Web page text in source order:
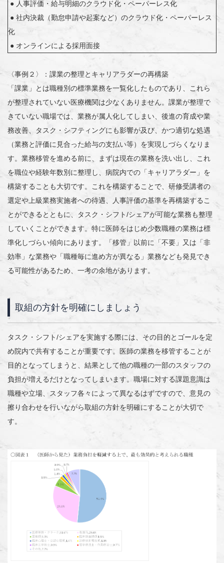
● 人事評価・給与明細のクラウド化・ペーパーレス化
● 社内決裁（勤怠申請や起案など）のクラウド化・ペーパーレス
化
● オンラインによる採用面接
〈事例２〉：課業の整理とキャリアラダーの再構築
「課業」とは職種別の標準業務を一覧化したものであり、これら
が整理されていない医療機関は少なくありません。課業が整理で
きていない職場では、業務が属人化してしまい、後進の育成や業
務改善、タスク・シフティングにも影響が及び、かつ適切な処遇
（業務と評価に見合った給与の支払い等）を実現しづらくなりま
す。業務移管を進める前に、まずは現在の業務を洗い出し、これ
を職位や経験年数別に整理し、病院内での「キャリアラダー」を
構築することも大切です。これを構築することで、研修受講者の
選定や上級業務実施者への待遇、人事評価の基準を再構築するこ
とができるとともに、タスク・シフト/シェアが可能な業務も整理
していくことができます。特に医師をはじめ少数職種の業務は標
準化しづらい傾向にあります。「移管」以前に「不要」又は「非
効率」な業務や「職種毎に進め方が異なる」業務なども発見でき
る可能性があるため、一考の余地があります。
取組の方針を明確にしましょう
タスク・シフト/シェアを実施する際には、その目的とゴールを定
め院内で共有することが重要です。医師の業務を移管することが
目的となってしまうと、結果として他の職種の一部のスタッフの
負担が増えるだけとなってしまいます。職場に対する課題意識は
職種や立場、スタッフ各々によって異なるはずですので、意見の
擦り合わせを行いながら取組の方針を明確にすることが大切で
す。